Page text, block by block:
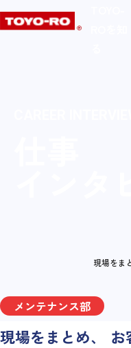
現場をま
メンテナンス部
現場をまとめ、
お